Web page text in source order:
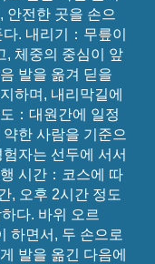
안전한 곳을 손으
. 내리기：무릎이
, 체중의 중심이 앞
발을 옮겨 딛을
하며, 내리막길에
：대원간에 일정
한 사람을 기준으
자는 선두에 서서
시간：코스에 따
, 오후 2시간 정도
다. 바위 오르
하면서, 두 손으로
발을 옮긴 다음에